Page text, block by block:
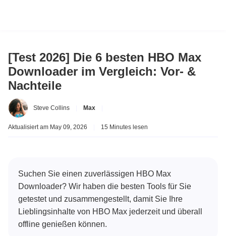
[Test 2026] Die 6 besten HBO Max
Downloader im Vergleich: Vor- &
Nachteile
Steve Collins Max
Aktualisiert am May 09, 2026 15 Minutes lesen
Suchen Sie einen zuverlässigen HBO Max
Downloader? Wir haben die besten Tools für Sie
getestet und zusammengestellt, damit Sie Ihre
Lieblingsinhalte von HBO Max jederzeit und überall
offline genießen können.